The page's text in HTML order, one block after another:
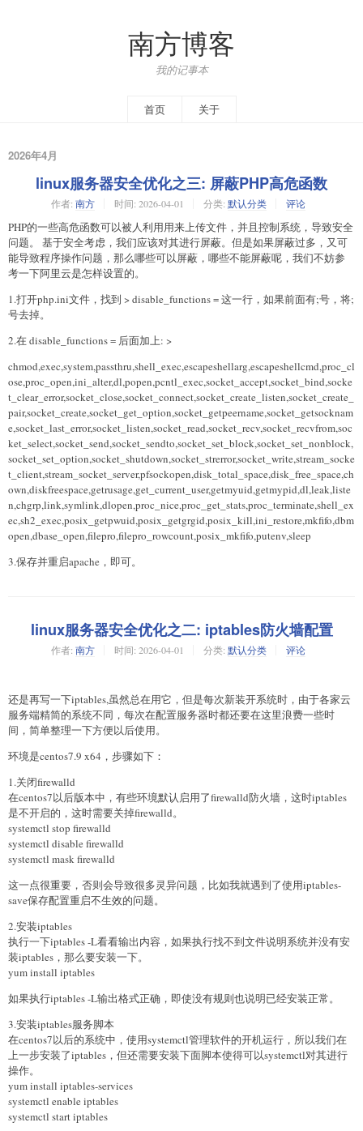
南方博客
我的记事本
首页 关于
2026年4月
linux服务器安全优化之三: 屏蔽PHP高危函数
作者: 南方 时间: 2026-04-01 分类: 默认分类 评论
PHP的一些高危函数可以被人利用用来上传文件，并且控制系统，导致安全
问题。 基于安全考虑，我们应该对其进行屏蔽。但是如果屏蔽过多，又可
能导致程序操作问题，那么哪些可以屏蔽，哪些不能屏蔽呢，我们不妨参
考一下阿里云是怎样设置的。
1.打开php.ini文件，找到 > disable_functions = 这一行，如果前面有;号，将;
号去掉。
2.在 disable_functions = 后面加上: >
chmod,exec,system,passthru,shell_exec,escapeshellarg,escapeshellcmd,proc_cl
ose,proc_open,ini_alter,dl,popen,pcntl_exec,socket_accept,socket_bind,socke
t_clear_error,socket_close,socket_connect,socket_create_listen,socket_create_
pair,socket_create,socket_get_option,socket_getpeername,socket_getsocknam
e,socket_last_error,socket_listen,socket_read,socket_recv,socket_recvfrom,soc
ket_select,socket_send,socket_sendto,socket_set_block,socket_set_nonblock,
socket_set_option,socket_shutdown,socket_strerror,socket_write,stream_socke
t_client,stream_socket_server,pfsockopen,disk_total_space,disk_free_space,ch
own,diskfreespace,getrusage,get_current_user,getmyuid,getmypid,dl,leak,liste
n,chgrp,link,symlink,dlopen,proc_nice,proc_get_stats,proc_terminate,shell_ex
ec,sh2_exec,posix_getpwuid,posix_getgrgid,posix_kill,ini_restore,mkfifo,dbm
open,dbase_open,filepro,filepro_rowcount,posix_mkfifo,putenv,sleep
3.保存并重启apache，即可。
linux服务器安全优化之二: iptables防火墙配置
作者: 南方 时间: 2026-04-01 分类: 默认分类 评论
还是再写一下iptables,虽然总在用它，但是每次新装开系统时，由于各家云
服务端精简的系统不同，每次在配置服务器时都还要在这里浪费一些时
间，简单整理一下方便以后使用。
环境是centos7.9 x64，步骤如下：
1.关闭firewalld
在centos7以后版本中，有些环境默认启用了firewalld防火墙，这时iptables
是不开启的，这时需要关掉firewalld。
systemctl stop firewalld
systemctl disable firewalld
systemctl mask firewalld
这一点很重要，否则会导致很多灵异问题，比如我就遇到了使用iptables-
save保存配置重启不生效的问题。
2.安装iptables
执行一下iptables -L看看输出内容，如果执行找不到文件说明系统并没有安
装iptables，那么要安装一下。
yum install iptables
如果执行iptables -L输出格式正确，即使没有规则也说明已经安装正常。
3.安装iptables服务脚本
在centos7以后的系统中，使用systemctl管理软件的开机运行，所以我们在
上一步安装了iptables，但还需要安装下面脚本使得可以systemctl对其进行
操作。
yum install iptables-services
systemctl enable iptables
systemctl start iptables